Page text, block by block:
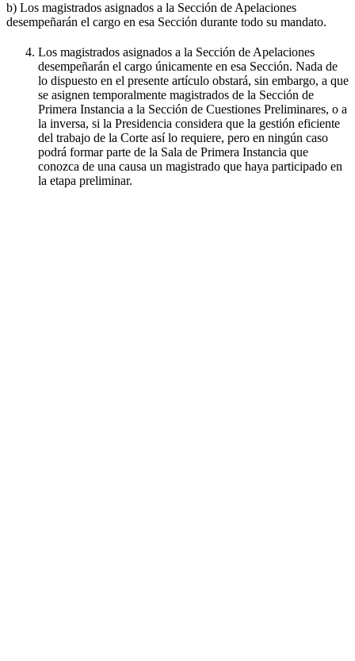
b) Los magistrados asignados a la Sección de Apelaciones
desempeñarán el cargo en esa Sección durante todo su mandato.
Los magistrados asignados a la Sección de Apelaciones
desempeñarán el cargo únicamente en esa Sección. Nada de
lo dispuesto en el presente artículo obstará, sin embargo, a que
se asignen temporalmente magistrados de la Sección de
Primera Instancia a la Sección de Cuestiones Preliminares, o a
la inversa, si la Presidencia considera que la gestión eficiente
del trabajo de la Corte así lo requiere, pero en ningún caso
podrá formar parte de la Sala de Primera Instancia que
conozca de una causa un magistrado que haya participado en
la etapa preliminar.